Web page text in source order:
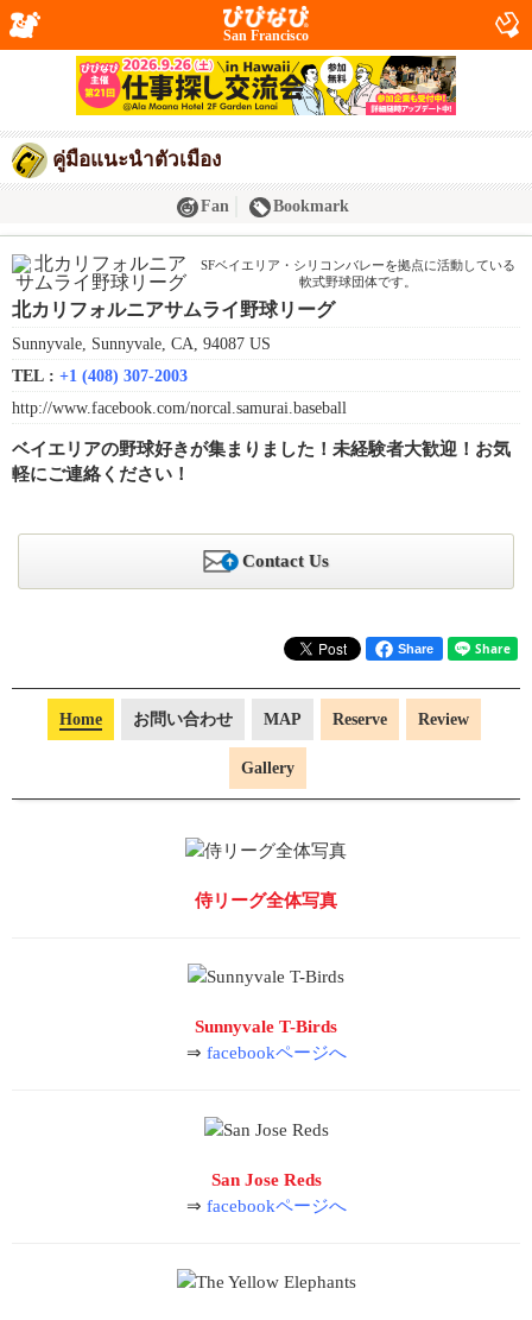
San Francisco
คู่มือแนะนำตัวเมือง
Fan Bookmark
SFベイエリア・シリコンバレーを拠点に活動している
軟式野球団体です。
北カリフォルニアサムライ野球リーグ
Sunnyvale, Sunnyvale, CA, 94087 US
TEL : +1 (408) 307-2003
http://www.facebook.com/norcal.samurai.baseball
ベイエリアの野球好きが集まりました！未経験者大歓迎！お気
軽にご連絡ください！
Contact Us
Share
Home お問い合わせ MAP Reserve Review
Gallery
侍リーグ全体写真
Sunnyvale T-Birds
⇒ facebookページへ
San Jose Reds
⇒ facebookページへ